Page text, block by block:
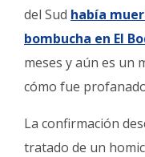
Clasificados
Fúnebres
del Sud había
bombucha en El
meses y aún es un
cómo fue
La confirmación
tratado de un